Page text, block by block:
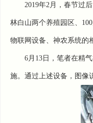
2019年2月，春节过
林白山两个养殖园区、
物联网设备、神农系统的
6月13日，笔者在精
施。通过上述设备，图像